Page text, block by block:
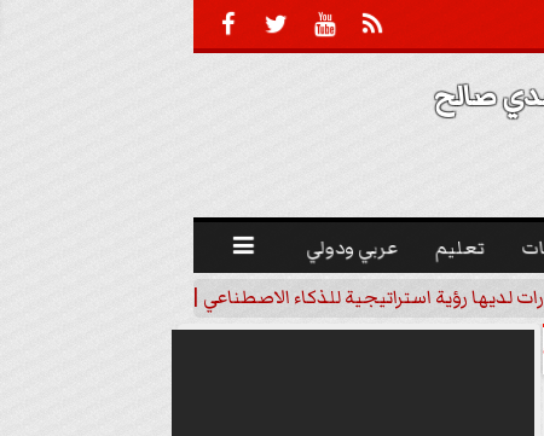
  

صالح
تعليم عربي ودولي 
لديها رؤية استراتيجية للذكاء الاصطناعي | فيديو